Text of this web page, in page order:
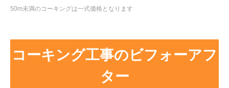
50m未満のコーキングは一式価格となります
コーキング工事のビフォーアフ
ター